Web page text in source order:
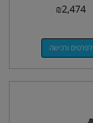
₪2,474
לפרטים ורכישה